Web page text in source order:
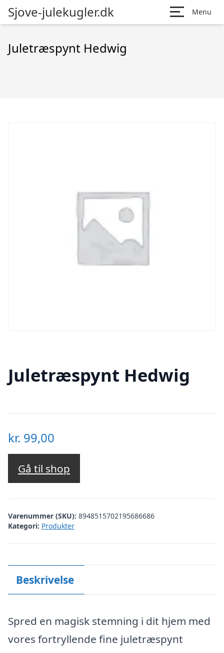
Sjove-julekugler.dk Menu
Juletræspynt Hedwig
Juletræspynt Hedwig
kr. 99,00
Gå til shop
Varenummer (SKU): 8948515702195686686
Kategori: Produkter
Beskrivelse
Spred en magisk stemning i dit hjem med
vores fortryllende fine juletræspynt